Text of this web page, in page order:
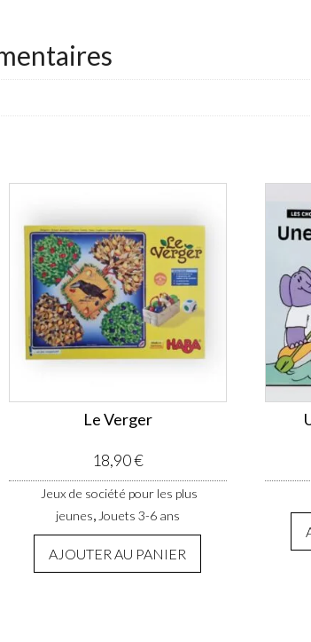
Le Verger
18,90€
Jeux de société pour les plus
jeunes, Jouets 3-6 ans
AJOUTER AU PANIER